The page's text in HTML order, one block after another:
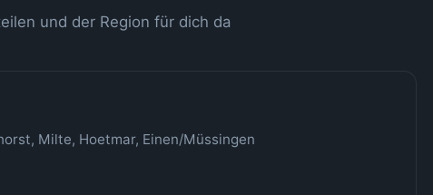
und der Region für dich da
Milte, Hoetmar, Einen/Müssingen